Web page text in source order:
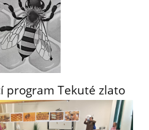
program Tekuté zlato